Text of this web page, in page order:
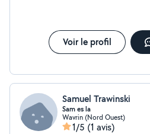
Voir le profil
Samuel Trawinski
Sam es la
Wavrin (Nord Ouest)
1/5 (1 avis)